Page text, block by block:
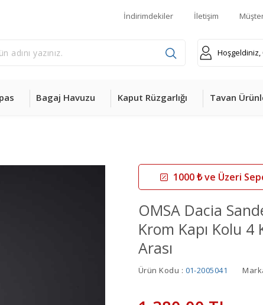
İndirimdekiler İletişim
Hoşgeldiniz,
Bagaj Havuzu Kaput Rüzgarlığı Tavan
1000 ₺ ve Üzeri
OMSA Dacia
Krom Kapı Kolu 4
Arası
Ürün Kodu : 01-2005041